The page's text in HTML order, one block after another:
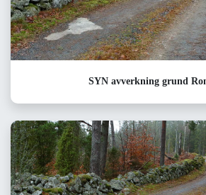
SYN avverkning grund